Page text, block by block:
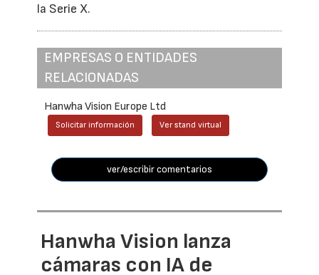
la Serie X.
EMPRESAS O ENTIDADES
RELACIONADAS
Hanwha Vision Europe Ltd
Solicitar información Ver stand virtual
ver/escribir comentarios
Hanwha Vision lanza
cámaras con IA de